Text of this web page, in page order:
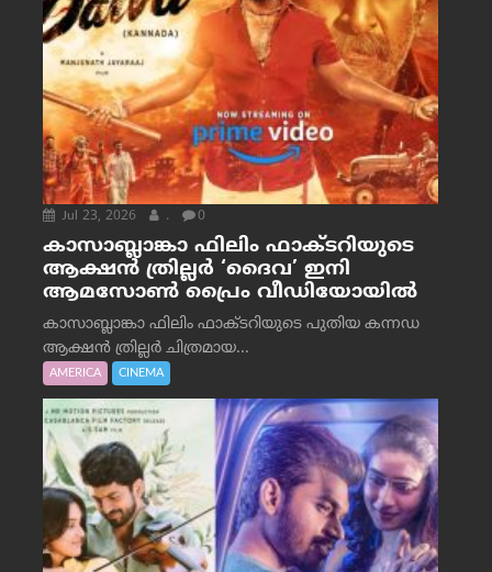
Jul 23, 2026 . 0
കാസാബ്ലാങ്കാ ഫിലിം ഫാക്ടറിയുടെ
ആക്ഷൻ ത്രില്ലർ ‘ദൈവ’ ഇനി
ആമസോൺ പ്രൈം വീഡിയോയിൽ
കാസാബ്ലാങ്കാ ഫിലിം ഫാക്ടറിയുടെ പുതിയ കന്നഡ
ആക്ഷൻ ത്രില്ലർ ചിത്രമായ...
AMERICA CINEMA